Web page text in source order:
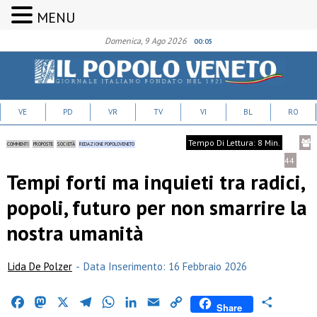
Domenica, 9 Ago 2026 00:05
VE PD VR TV VI BL RO
COMMENTI PROPOSTE SOCIETÀ REDAZIONE POPOLOVENETO
Tempo Di Lettura: 8 Min.
44
Tempi forti ma inquieti tra radici,
popoli, futuro per non smarrire la
nostra umanità
Lida De Polzer - Data Inserimento: 16 Febbraio 2026
FacebookMastodon TelegramWhatsAppLinkedIn
Email Copy
Share
MENU